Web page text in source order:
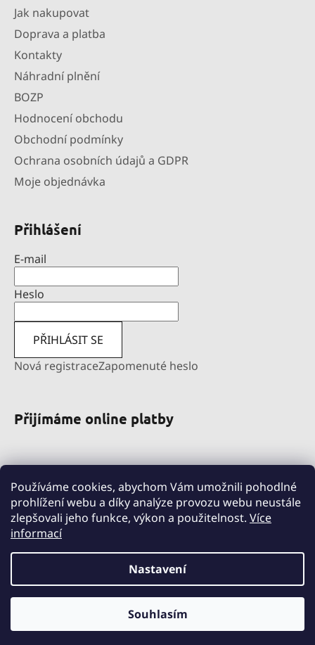
Používáme cookies, abychom Vám umožnili pohodlné
prohlížení webu a díky analýze provozu webu neustále
zlepšovali jeho funkce, výkon a použitelnost. Více
informací
Nastavení
Souhlasím
Jak nakupovat
Doprava a platba
Kontakty
Náhradní plnění
BOZP
Hodnocení obchodu
Obchodní podmínky
Ochrana osobních údajů a GDPR
Moje objednávka
Přihlášení
E-mail
Heslo
PŘIHLÁSIT SE
Nová registraceZapomenuté heslo
Přijímáme online platby
nahradniplneni.duko.eu
detske-obleceni-duko.cz
Vytvořil Shoptet
Copyright 2026DUKO s.r.o.. Všechna práva vyhrazena.